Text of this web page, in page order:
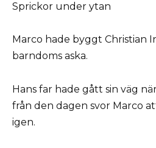
Sprickor under ytan
Marco hade byggt Christian
barndoms aska.
Hans far hade gått sin väg
från den dagen svor Marco
igen.